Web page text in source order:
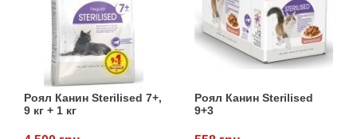
Роял Канин Sterilised 7+,
9 кг + 1 кг
Роял Канин Sterilised
9+3